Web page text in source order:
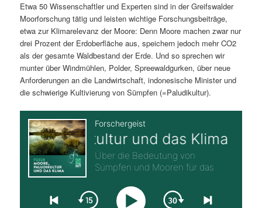
n
Etwa 50 Wissenschaftler und Experten sind in der Greifswalder
Moorforschung tätig und leisten wichtige Forschungsbeiträge,
etwa zur Klimarelevanz der Moore: Denn Moore machen zwar nur
drei Prozent der Erdoberfläche aus, speichern jedoch mehr CO2
als der gesamte Waldbestand der Erde. Und so sprechen wir
munter über Windmühlen, Polder, Spreewaldgurken, über neue
Anforderungen an die Landwirtschaft, indonesische Minister und
die schwierige Kultivierung von Sümpfen (=Paludikultur).